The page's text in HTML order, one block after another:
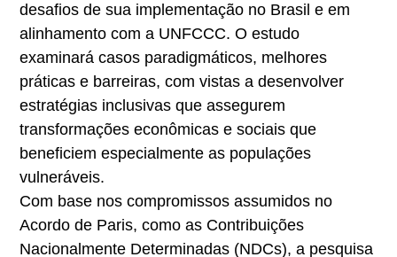
desafios de sua implementação no Brasil e em
alinhamento com a UNFCCC. O estudo
examinará casos paradigmáticos, melhores
práticas e barreiras, com vistas a desenvolver
estratégias inclusivas que assegurem
transformações econômicas e sociais que
beneficiem especialmente as populações
vulneráveis.
Com base nos compromissos assumidos no
Acordo de Paris, como as Contribuições
Nacionalmente Determinadas (NDCs), a pesquisa